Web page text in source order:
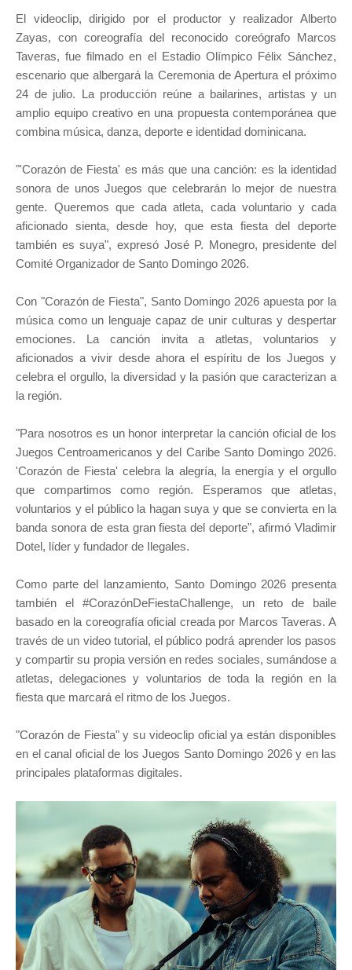
El videoclip, dirigido por el productor y realizador Alberto
Zayas, con coreografía del reconocido coreógrafo Marcos
Taveras, fue filmado en el Estadio Olímpico Félix Sánchez,
escenario que albergará la Ceremonia de Apertura el próximo
24 de julio. La producción reúne a bailarines, artistas y un
amplio equipo creativo en una propuesta contemporánea que
combina música, danza, deporte e identidad dominicana.
"'Corazón de Fiesta' es más que una canción: es la identidad
sonora de unos Juegos que celebrarán lo mejor de nuestra
gente. Queremos que cada atleta, cada voluntario y cada
aficionado sienta, desde hoy, que esta fiesta del deporte
también es suya", expresó José P. Monegro, presidente del
Comité Organizador de Santo Domingo 2026.
Con "Corazón de Fiesta", Santo Domingo 2026 apuesta por la
música como un lenguaje capaz de unir culturas y despertar
emociones. La canción invita a atletas, voluntarios y
aficionados a vivir desde ahora el espíritu de los Juegos y
celebra el orgullo, la diversidad y la pasión que caracterizan a
la región.
"Para nosotros es un honor interpretar la canción oficial de los
Juegos Centroamericanos y del Caribe Santo Domingo 2026.
'Corazón de Fiesta' celebra la alegría, la energía y el orgullo
que compartimos como región. Esperamos que atletas,
voluntarios y el público la hagan suya y que se convierta en la
banda sonora de esta gran fiesta del deporte", afirmó Vladimir
Dotel, líder y fundador de Ilegales.
Como parte del lanzamiento, Santo Domingo 2026 presenta
también el #CorazónDeFiestaChallenge, un reto de baile
basado en la coreografía oficial creada por Marcos Taveras. A
través de un video tutorial, el público podrá aprender los pasos
y compartir su propia versión en redes sociales, sumándose a
atletas, delegaciones y voluntarios de toda la región en la
fiesta que marcará el ritmo de los Juegos.
"Corazón de Fiesta" y su videoclip oficial ya están disponibles
en el canal oficial de los Juegos Santo Domingo 2026 y en las
principales plataformas digitales.